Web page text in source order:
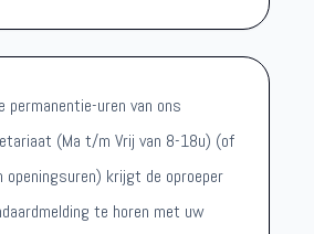
permanentie-uren van ons
(Ma t/m Vrij van 8-18u) (of
openingsuren) krijgt de oproeper
te horen met uw